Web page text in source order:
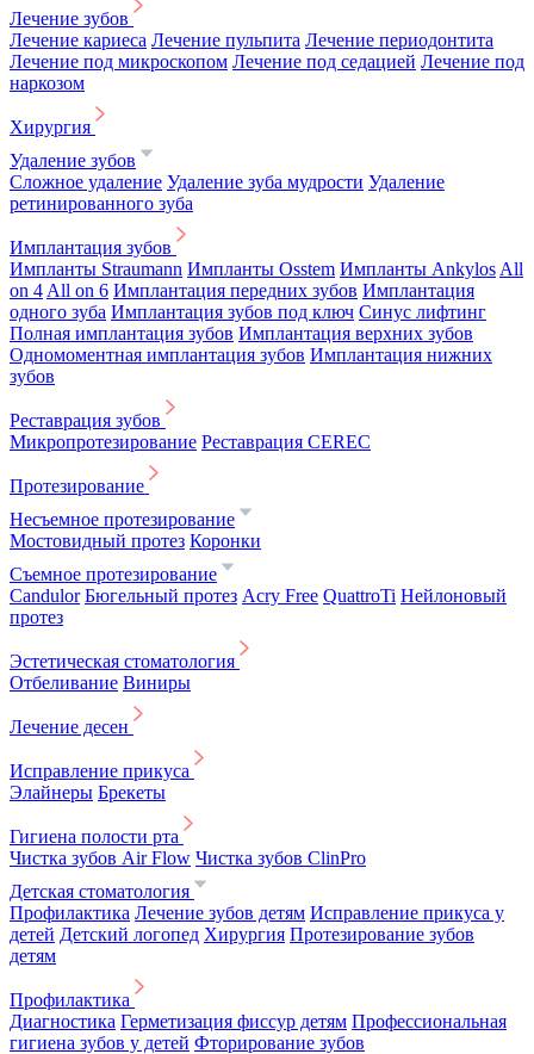
Лечение зубов
Лечение кариеса Лечение пульпита Лечение периодонтита
Лечение под микроскопом Лечение под седацией Лечение под
наркозом
Хирургия
Удаление зубов
Сложное удаление Удаление зуба мудрости Удаление
ретинированного зуба
Имплантация зубов
Импланты Straumann Импланты Osstem Импланты Ankylos All
on 4 All on 6 Имплантация передних зубов Имплантация
одного зуба Имплантация зубов под ключ Синус лифтинг
Полная имплантация зубов Имплантация верхних зубов
Одномоментная имплантация зубов Имплантация нижних
зубов
Реставрация зубов
Микропротезирование Реставрация CEREC
Протезирование
Несъемное протезирование
Мостовидный протез Коронки
Съемное протезирование
Candulor Бюгельный протез Acry Free QuattroTi Нейлоновый
протез
Эстетическая стоматология
Отбеливание Виниры
Лечение десен
Исправление прикуса
Элайнеры Брекеты
Гигиена полости рта
Чистка зубов Air Flow Чистка зубов ClinPro
Детская стоматология
Профилактика Лечение зубов детям Исправление прикуса у
детей Детский логопед Хирургия Протезирование зубов
детям
Профилактика
Диагностика Герметизация фиссур детям Профессиональная
гигиена зубов у детей Фторирование зубов